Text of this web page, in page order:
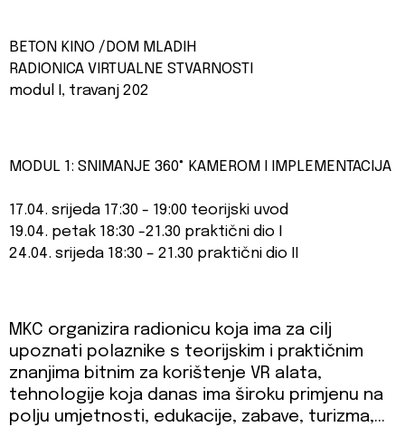
BETON KINO /DOM MLADIH
RADIONICA VIRTUALNE STVARNOSTI
modul I, travanj 202
MODUL 1: SNIMANJE 360° KAMEROM I IMPLEMENTACIJA
17.04. srijeda 17:30 - 19:00 teorijski uvod
19.04. petak 18:30 -21.30 praktični dio I
24.04. srijeda 18:30 – 21.30 praktični dio II
MKC organizira radionicu koja ima za cilj
upoznati polaznike s teorijskim i praktičnim
znanjima bitnim za korištenje VR alata,
tehnologije koja danas ima široku primjenu na
polju umjetnosti, edukacije, zabave, turizma,…